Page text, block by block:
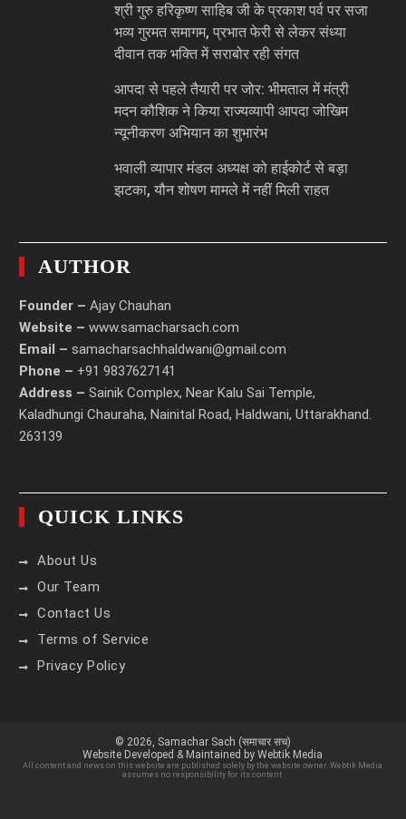
श्री गुरु हरिकृष्ण साहिब जी के प्रकाश पर्व पर सजा
भव्य गुरमत समागम, प्रभात फेरी से लेकर संध्या
दीवान तक भक्ति में सराबोर रही संगत
आपदा से पहले तैयारी पर जोर: भीमताल में मंत्री
मदन कौशिक ने किया राज्यव्यापी आपदा जोखिम
न्यूनीकरण अभियान का शुभारंभ
भवाली व्यापार मंडल अध्यक्ष को हाईकोर्ट से बड़ा
झटका, यौन शोषण मामले में नहीं मिली राहत
AUTHOR
Founder – Ajay Chauhan
Website – www.samacharsach.com
Email – samacharsachhaldwani@gmail.com
Phone – +91 9837627141
Address – Sainik Complex, Near Kalu Sai Temple,
Kaladhungi Chauraha, Nainital Road, Haldwani, Uttarakhand.
263139
QUICK LINKS
About Us
Our Team
Contact Us
Terms of Service
Privacy Policy
© 2026, Samachar Sach (समाचार सच)
Website Developed & Maintained by Webtik Media
All content and news on this website are published solely by the website owner. Webtik Media
assumes no responsibility for its content.